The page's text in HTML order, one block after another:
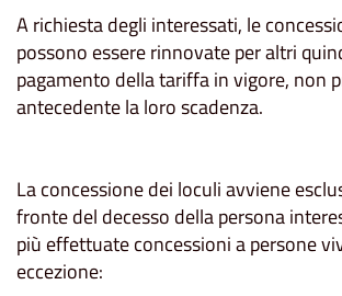
A richiesta degli interessati, le
possono essere rinnovate per altri
pagamento della tariffa in vigore, non
antecedente la loro scadenza.
La concessione dei loculi avviene
fronte del decesso della persona
più effettuate concessioni a persone
eccezione: